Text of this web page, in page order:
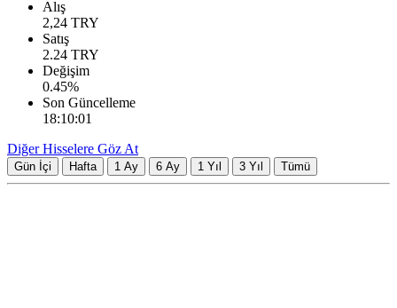
Alış
2,24 TRY
Satış
2.24 TRY
Değişim
0.45%
Son Güncelleme
18:10:01
Diğer Hisselere Göz At
Gün İçi Hafta 1 Ay 6 Ay 1 Yıl 3 Yıl Tümü